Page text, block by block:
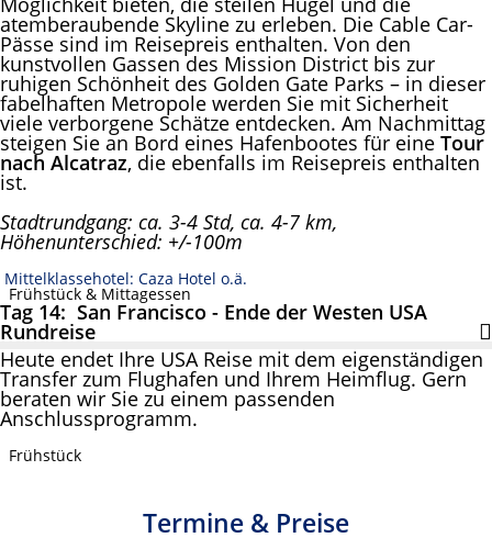
atemberaubende Skyline zu erleben. Die Cable Car-
Pässe sind im Reisepreis enthalten. Von den
kunstvollen Gassen des Mission District bis zur
ruhigen Schönheit des Golden Gate Parks – in dieser
fabelhaften Metropole werden Sie mit Sicherheit
viele verborgene Schätze entdecken. Am Nachmittag
steigen Sie an Bord eines Hafenbootes für eine Tour
nach Alcatraz, die ebenfalls im Reisepreis enthalten
ist.
Stadtrundgang: ca. 3-4 Std, ca. 4-7 km,
Höhenunterschied: +/-100m
Mittelklassehotel: Caza Hotel o.ä.
Frühstück & Mittagessen
Tag 14: San Francisco - Ende der Westen USA
Rundreise
Heute endet Ihre USA Reise mit dem eigenständigen
Transfer zum Flughafen und Ihrem Heimflug. Gern
beraten wir Sie zu einem passenden
Anschlussprogramm.
Frühstück
Termine & Preise